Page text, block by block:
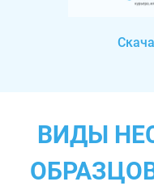
ВИДЫ